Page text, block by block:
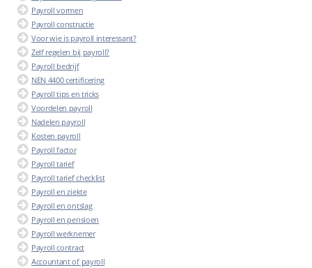
Payroll vormen
Payroll constructie
Voor wie is payroll interessant?
Zelf regelen bij payroll?
Payroll bedrijf
NEN 4400 certificering
Payroll tips en tricks
Voordelen payroll
Nadelen payroll
Kosten payroll
Payroll factor
Payroll tarief
Payroll tarief checklist
Payroll en ziekte
Payroll en ontslag
Payroll en pensioen
Payroll werknemer
Payroll contract
Accountant of payroll